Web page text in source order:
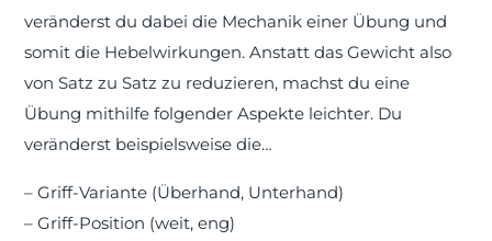
veränderst du dabei die Mechanik einer Übung und
somit die Hebelwirkungen. Anstatt das Gewicht also
von Satz zu Satz zu reduzieren, machst du eine
Übung mithilfe folgender Aspekte leichter. Du
veränderst beispielsweise die…
– Griff-Variante (Überhand, Unterhand)
– Griff-Position (weit, eng)